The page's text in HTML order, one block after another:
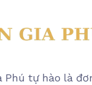
Phú tự hào là